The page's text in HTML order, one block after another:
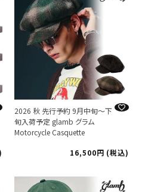
2026 秋 先行予約 9月中旬～下
旬入荷予定 glamb グラム
Motorcycle Casquette
16,500
税込